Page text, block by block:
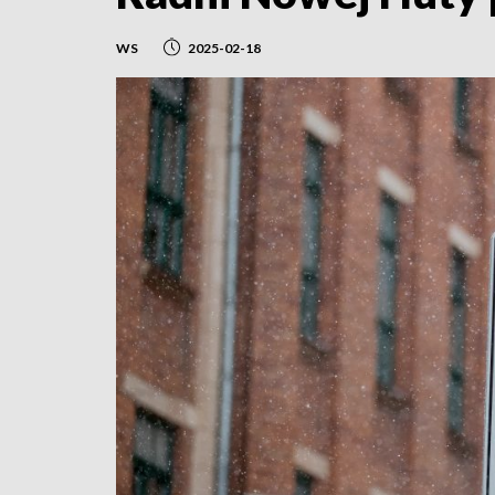
WS 2025-02-18